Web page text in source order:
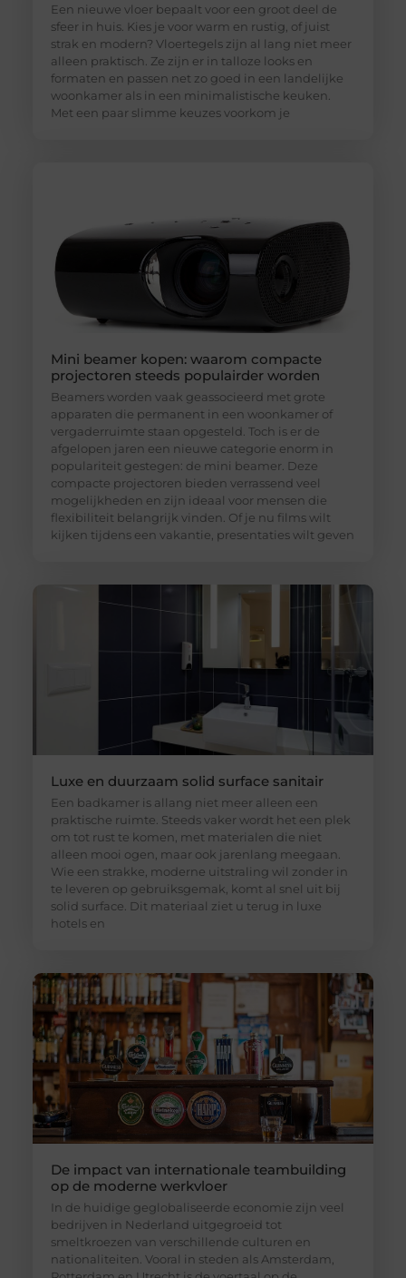
Een nieuwe vloer bepaalt voor een groot deel de
sfeer in huis. Kies je voor warm en rustig, of juist
strak en modern? Vloertegels zijn al lang niet meer
alleen praktisch. Ze zijn er in talloze looks en
formaten en passen net zo goed in een landelijke
woonkamer als in een minimalistische keuken.
Met een paar slimme keuzes voorkom je
Mini beamer kopen: waarom compacte
projectoren steeds populairder worden
Beamers worden vaak geassocieerd met grote
apparaten die permanent in een woonkamer of
vergaderruimte staan opgesteld. Toch is er de
afgelopen jaren een nieuwe categorie enorm in
populariteit gestegen: de mini beamer. Deze
compacte projectoren bieden verrassend veel
mogelijkheden en zijn ideaal voor mensen die
flexibiliteit belangrijk vinden. Of je nu films wilt
kijken tijdens een vakantie, presentaties wilt geven
Luxe en duurzaam solid surface sanitair
Een badkamer is allang niet meer alleen een
praktische ruimte. Steeds vaker wordt het een plek
om tot rust te komen, met materialen die niet
alleen mooi ogen, maar ook jarenlang meegaan.
Wie een strakke, moderne uitstraling wil zonder in
te leveren op gebruiksgemak, komt al snel uit bij
solid surface. Dit materiaal ziet u terug in luxe
hotels en
De impact van internationale teambuilding
op de moderne werkvloer
In de huidige geglobaliseerde economie zijn veel
bedrijven in Nederland uitgegroeid tot
smeltkroezen van verschillende culturen en
nationaliteiten. Vooral in steden als Amsterdam,